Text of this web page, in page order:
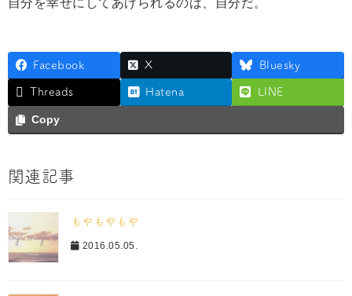
自分を幸せにしてあげられるのは、自分だ。
Facebook X Bluesky
Threads Hatena LINE
Copy
関連記事
もやもやもや
2016.05.05.